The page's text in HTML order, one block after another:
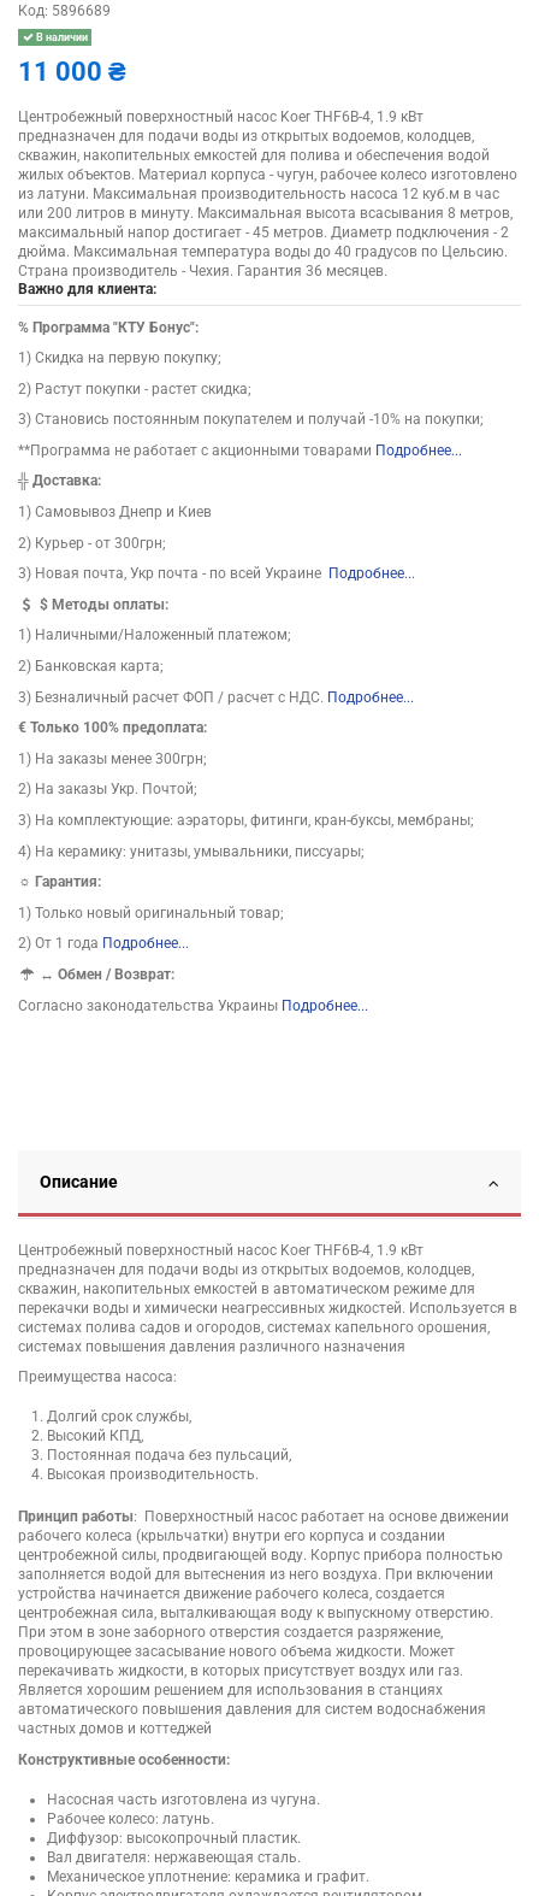
Код: 5896689
В наличии
11 000 ₴
Центробежный поверхностный насос Koer THF6B-4, 1.9 кВт
предназначен для подачи воды из открытых водоемов, колодцев,
скважин, накопительных емкостей для полива и обеспечения водой
жилых объектов. Материал корпуса - чугун, рабочее колесо изготовлено
из латуни. Максимальная производительность насоса 12 куб.м в час
или 200 литров в минуту. Максимальная высота всасывания 8 метров,
максимальный напор достигает - 45 метров. Диаметр подключения - 2
дюйма. Максимальная температура воды до 40 градусов по Цельсию.
Страна производитель - Чехия. Гарантия 36 месяцев.
Важно для клиента:
% Программа "КТУ Бонус":
1) Скидка на первую покупку;
2) Растут покупки - растет скидка;
3) Становись постоянным покупателем и получай -10% на покупки;
**Программа не работает с акционными товарами Подробнее...
╬ Доставка:
1) Самовывоз Днепр и Киев
2) Курьер - от 300грн;
3) Новая почта, Укр почта - по всей Украине Подробнее...
$Методы оплаты:
1) Наличными/Наложенный платежом;
2) Банковская карта;
3) Безналичный расчет ФОП / расчет с НДС. Подробнее...
€ Только 100% предоплата:
1) На заказы менее 300грн;
2) На заказы Укр. Почтой;
3) На комплектующие: аэраторы, фитинги, кран-буксы, мембраны;
4) На керамику: унитазы, умывальники, писсуары;
☼ Гарантия:
1) Только новый оригинальный товар;
2) От 1 года Подробнее...
↔Обмен / Возврат:
Согласно законодательства Украины Подробнее...
Описание
Центробежный поверхностный насос Koer THF6B-4, 1.9 кВт
предназначен для подачи воды из открытых водоемов, колодцев,
скважин, накопительных емкостей в автоматическом режиме для
перекачки воды и химически неагрессивных жидкостей. Используется в
системах полива садов и огородов, системах капельного орошения,
системах повышения давления различного назначения
Преимущества насоса:
Долгий срок службы,
Высокий КПД,
Постоянная подача без пульсаций,
Высокая производительность.
Принцип работы: Поверхностный насос работает на основе движении
рабочего колеса (крыльчатки) внутри его корпуса и создании
центробежной силы, продвигающей воду. Корпус прибора полностью
заполняется водой для вытеснения из него воздуха. При включении
устройства начинается движение рабочего колеса, создается
центробежная сила, выталкивающая воду к выпускному отверстию.
При этом в зоне заборного отверстия создается разряжение,
провоцирующее засасывание нового объема жидкости. Может
перекачивать жидкости, в которых присутствует воздух или газ.
Является хорошим решением для использования в станциях
автоматического повышения давления для систем водоснабжения
частных домов и коттеджей
Конструктивные особенности:
Насосная часть изготовлена из чугуна.
Рабочее колесо: латунь.
Диффузор: высокопрочный пластик.
Вал двигателя: нержавеющая сталь.
Механическое уплотнение: керамика и графит.